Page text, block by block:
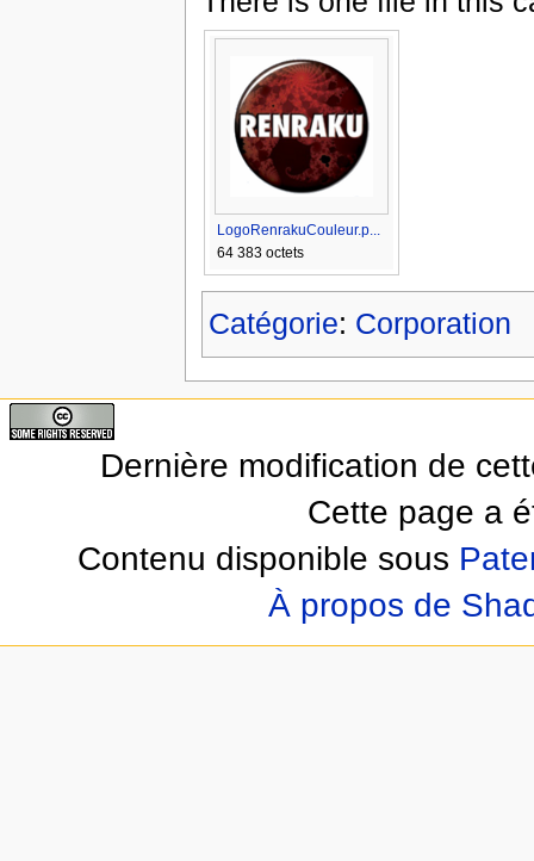
LogoRenrakuCouleur.p...
64 383 octets
Catégorie: Corporation
Dernière modification de
Cette page a
Contenu disponible sous
À propos de